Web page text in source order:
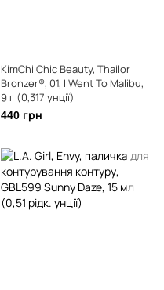
KimChi Chic Beauty, Thailor
Bronzer®, 01, I Went To Malibu,
9 г (0,317 унції)
440 грн